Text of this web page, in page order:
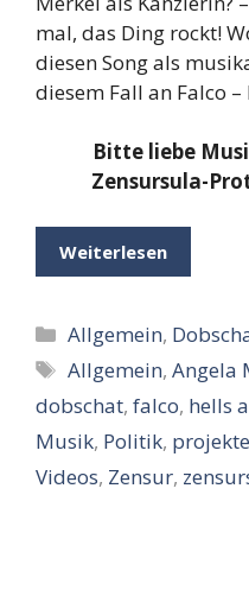
mal, das Ding rockt!
diesen Song als
diesem Fall an Falco
Bitte liebe
Zensursula-
Weiterlesen
Kategorien
Allgemein,
Schlagwörter
Allgemein,Angela
dobschat, falco, hells
Musik, Politik, projekte
Videos, Zensur,